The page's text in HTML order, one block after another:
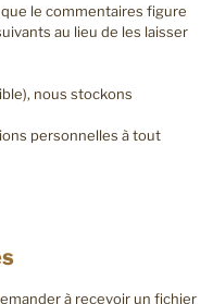
le commentaires figure
au lieu de les laisser
nous stockons
personnelles à tout
à recevoir un fichier